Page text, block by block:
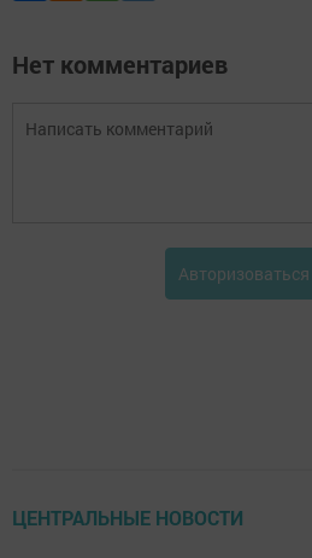
Нет комментариев
Авторизоваться
ЦЕНТРАЛЬНЫЕ НОВОСТИ